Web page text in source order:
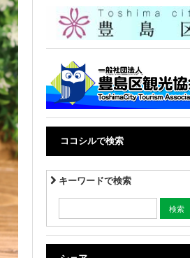
ココシルで検索
キーワードで検索